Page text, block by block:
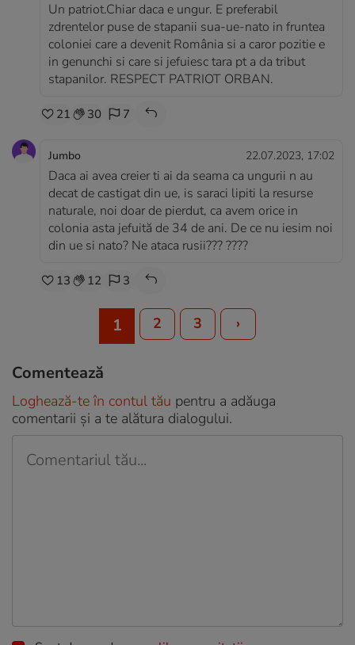
Un patriot.Chiar daca e ungur. E preferabil
zdrentelor puse de stapanii sua-ue-nato in fruntea
coloniei care a devenit România si a caror pozitie e
in genunchi si care si jefuiesc tara pt a da tribut
stapanilor. RESPECT PATRIOT ORBAN.
21 30 7
Jumbo 22.07.2023, 17:02
Daca ai avea creier ti ai da seama ca ungurii n au
decat de castigat din ue, is saraci lipiti la resurse
naturale, noi doar de pierdut, ca avem orice in
colonia asta jefuită de 34 de ani. De ce nu iesim noi
din ue si nato? Ne ataca rusii??? ????
13 12 3
1 2 3 ›
Comentează
Loghează-te în contul tău pentru a adăuga
comentarii și a te alătura dialogului.